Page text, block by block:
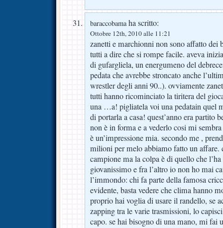
baraccobamaha scritto:
Ottobre 12th, 2010 alle 11:21
zanetti e marchionni non sono affatto dei
tutti a dire che si rompe facile. aveva
di gufargliela, un energumeno del
pedata che avrebbe stroncato anche
wrestler degli anni 90..). ovviamente
tutti hanno ricominciato la tiritera del
una …a! pigliatela voi una pedatain quel
di portarla a casa! quest’anno era partito
non è in forma e a vederlo cosi mi
è un’impressione mia. secondo me ,
milioni per melo abbiamo fatto un affare.
campione ma la colpa è di quello che
giovanissimo e fra l’altro io non ho mai
l’immondo: chi fa parte della famosa
evidente, basta vedere che clima hanno
proprio hai voglia di usare il randello, se
zapping tra le varie trasmissioni, lo
capo. se hai bisogno di una mano, mi fai